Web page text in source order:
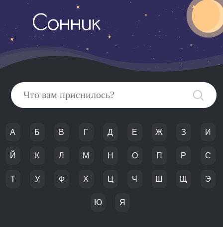
Сонник
А Б В Г Д Е Ж З И
Й К Л М Н О П Р С
Т У Ф Х Ц Ч Ш Щ Э
Ю Я